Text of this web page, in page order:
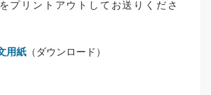
プリントアウトしてお送りくださ
用紙 （ダウンロード）